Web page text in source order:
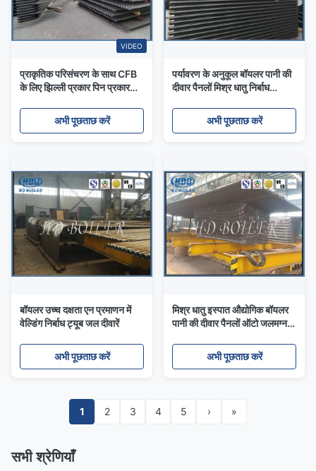
VIDEO
प्राकृतिक परिसंचरण के साथ CFB
के लिए झिल्ली प्रकार पिन प्रकार
अभी पूछताछ करें
पर्यावरण के अनुकूल बॉयलर पानी की
दीवार पैनलों मिश्र धातु निर्बाध
अभी पूछताछ करें
बॉयलर उच्च दक्षता एन प्रमाणन में
वेल्डिंग निर्बाध ट्यूब जल दीवारें
अभी पूछताछ करें
मिश्र धातु इस्पात औद्योगिक बॉयलर
पानी की दीवार पैनलों ऑटो जलमग्न
अभी पूछताछ करें
1 2 3 4 5 › »
सभी श्रेणियाँ